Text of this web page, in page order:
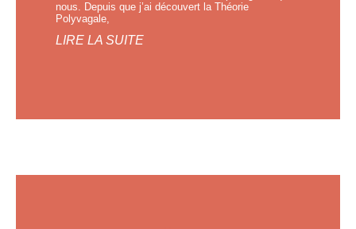
nous. Depuis que j’ai découvert la Théorie
Polyvagale,
LIRE LA SUITE